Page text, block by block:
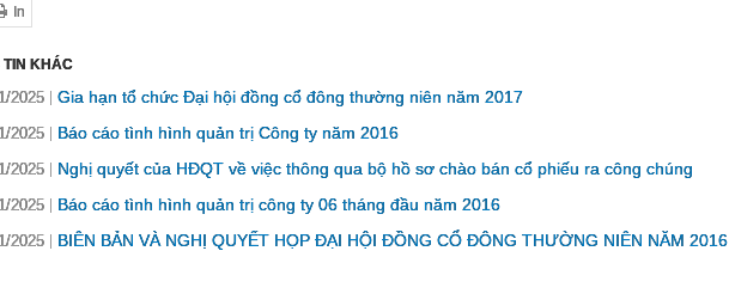
In
TIN KHÁC
2025 Gia hạn tổ chức Đại hội đồng cổ đông thường niên năm 2017
2025 Báo cáo tình hình quản trị Công ty năm 2016
2025 Nghị quyết của HĐQT về việc thông qua bộ hồ sơ chào bán cổ phiếu ra công chúng
2025 Báo cáo tình hình quản trị công ty 06 tháng đầu năm 2016
2025 BIÊN BẢN VÀ NGHỊ QUYẾT HỌP ĐẠI HỘI ĐỒNG CỔ ĐÔNG THƯỜNG NIÊN NĂM 2016